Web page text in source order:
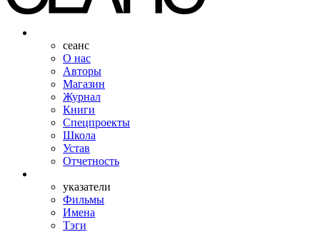
сеанс
О нас
Авторы
Магазин
Журнал
Книги
Спецпроекты
Школа
Устав
Отчетность
указатели
Фильмы
Имена
Тэги